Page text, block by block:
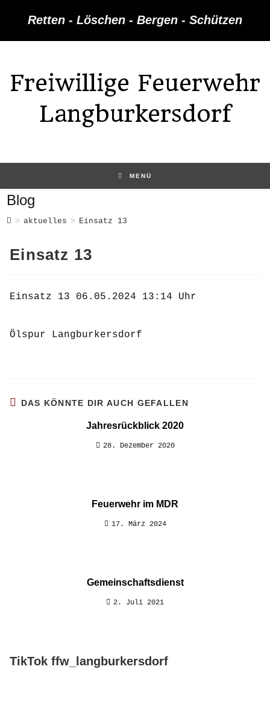
Retten - Löschen - Bergen - Schützen
Freiwillige Feuerwehr
Langburkersdorf
MENÜ
Blog
> aktuelles > Einsatz 13
Einsatz 13
Einsatz 13 06.05.2024 13:14 Uhr
Ölspur Langburkersdorf
DAS KÖNNTE DIR AUCH GEFALLEN
Jahresrückblick 2020
28. Dezember 2020
Feuerwehr im MDR
17. März 2024
Gemeinschaftsdienst
2. Juli 2021
TikTok ffw_langburkersdorf